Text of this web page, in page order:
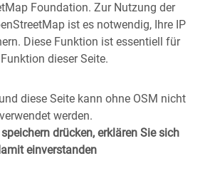
Foundation. Zur Nutzung der
ist es notwendig, Ihre IP
Diese Funktion ist essentiell für
dieser Seite.
diese Seite kann ohne OSM nicht
verwendet werden.
drücken, erklären Sie sich
einverstanden